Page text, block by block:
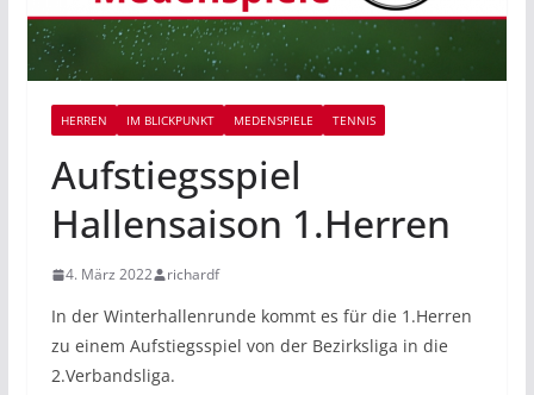
HERREN IM BLICKPUNKT MEDENSPIELE TENNIS
Aufstiegsspiel
Hallensaison 1.Herren
4. März 2022 richardf
In der Winterhallenrunde kommt es für die 1.Herren
zu einem Aufstiegsspiel von der Bezirksliga in die
2.Verbandsliga.